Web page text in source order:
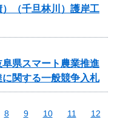
（千旦林川）護岸工
県スマート農業推進
関する一般競争入札
8 9 10 11
12